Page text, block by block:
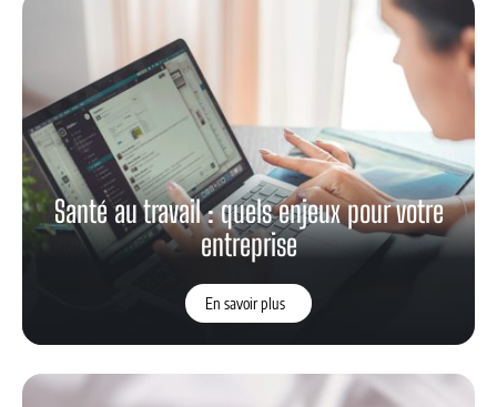
Santé au travail : quels enjeux pour votre
entreprise
En savoir plus